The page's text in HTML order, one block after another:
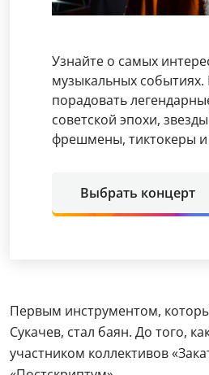
Узнайте о самых
музыкальных событиях.
порадовать
советской эпохи,
фрешмены, тиктокеры и
Выбрать концерт
Первым инструментом,
Сукачев, стал баян. До того,
участником коллективов